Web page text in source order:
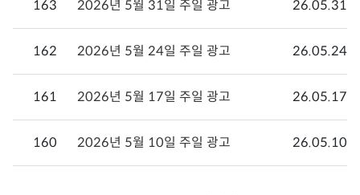
163 2026년 5월 31일 주일 광고 26.05.31
162 2026년 5월 24일 주일 광고 26.05.24
161 2026년 5월 17일 주일 광고 26.05.17
160 2026년 5월 10일 주일 광고 26.05.10